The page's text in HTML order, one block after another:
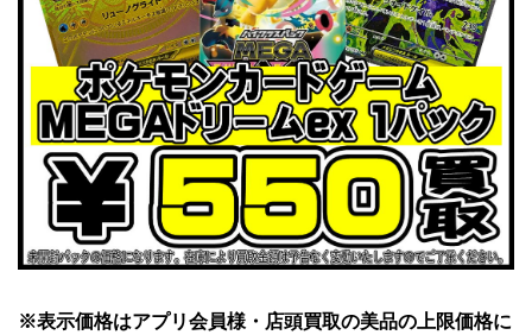
※表示価格はアプリ会員様・店頭買取の美品の上限価格に